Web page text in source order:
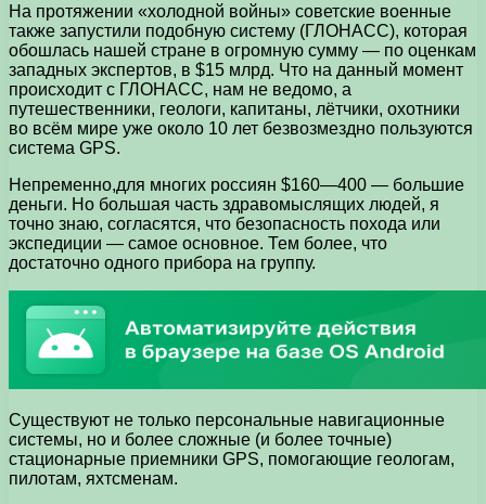
На протяжении «холодной войны» советские военные
также запустили подобную систему (ГЛОНАСС), которая
обошлась нашей стране в огромную сумму — по оценкам
западных экспертов, в $15 млрд. Что на данный момент
происходит с ГЛОНАСС, нам не ведомо, а
путешественники, геологи, капитаны, лётчики, охотники
во всём мире уже около 10 лет безвозмездно пользуются
система GPS.
Непременно,для многих россиян $160—400 — большие
деньги. Но большая часть здравомыслящих людей, я
точно знаю, согласятся, что безопасность похода или
экспедиции — самое основное. Тем более, что
достаточно одного прибора на группу.
Существуют не только персональные навигационные
системы, но и более сложные (и более точные)
стационарные приемники GPS, помогающие геологам,
пилотам, яхтсменам.